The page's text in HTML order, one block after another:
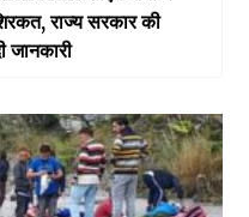
राज्य सरकार की
जानकारी